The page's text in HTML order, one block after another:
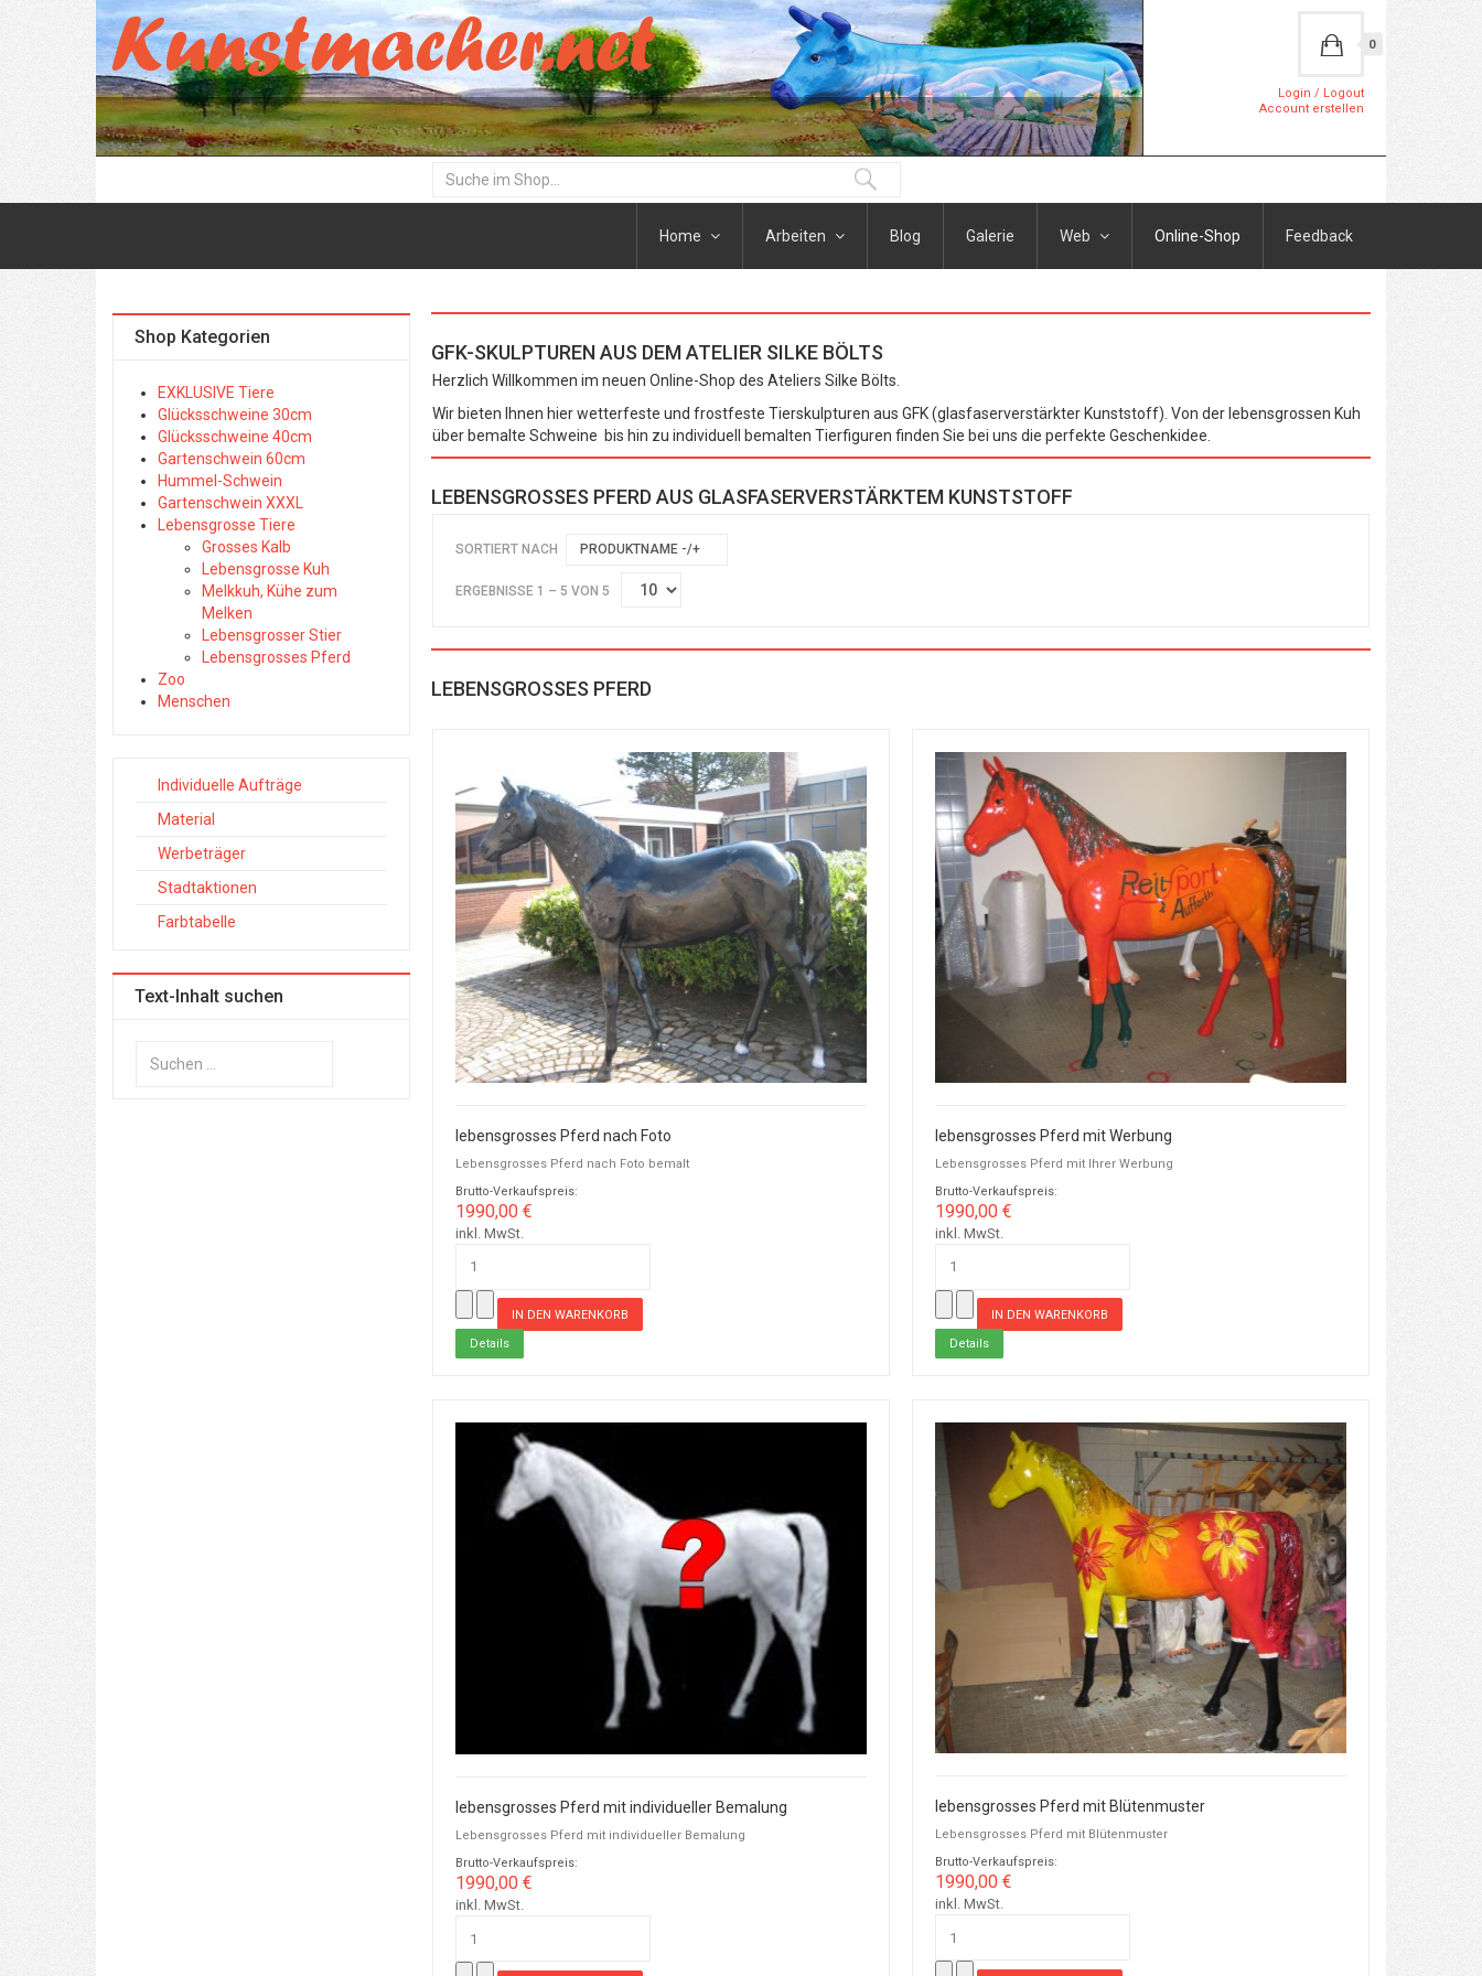
0
Login / Logout
Account erstellen
Home Arbeiten Blog Galerie Web Online-Shop Feedback
GFK-SKULPTUREN AUS DEM ATELIER SILKE BÖLTS
Herzlich Willkommen im neuen Online-Shop des Ateliers Silke Bölts.
Wir bieten Ihnen hier wetterfeste und frostfeste Tierskulpturen aus GFK (glasfaserverstärkter Kunststoff). Von der lebensgrossen Kuh
über bemalte Schweine bis hin zu individuell bemalten Tierfiguren finden Sie bei uns die perfekte Geschenkidee.
LEBENSGROSSES PFERD AUS GLASFASERVERSTÄRKTEM KUNSTSTOFF
SORTIERT NACH PRODUKTNAME -/+
ERGEBNISSE 1 – 5 VON 5
LEBENSGROSSES PFERD
lebensgrosses Pferd nach Foto
Lebensgrosses Pferd nach Foto bemalt
Brutto-Verkaufspreis:
1990,00 €
inkl. MwSt.
Details
lebensgrosses Pferd mit Werbung
Lebensgrosses Pferd mit Ihrer Werbung
Brutto-Verkaufspreis:
1990,00 €
inkl. MwSt.
Details
lebensgrosses Pferd mit individueller Bemalung
Lebensgrosses Pferd mit individueller Bemalung
Brutto-Verkaufspreis:
1990,00 €
inkl. MwSt.
lebensgrosses Pferd mit Blütenmuster
Lebensgrosses Pferd mit Blütenmuster
Brutto-Verkaufspreis:
1990,00 €
inkl. MwSt.
Shop Kategorien
EXKLUSIVE Tiere
Glücksschweine 30cm
Glücksschweine 40cm
Gartenschwein 60cm
Hummel-Schwein
Gartenschwein XXXL
Lebensgrosse Tiere
Grosses Kalb
Lebensgrosse Kuh
Melkkuh, Kühe zum
Melken
Lebensgrosser Stier
Lebensgrosses Pferd
Zoo
Menschen
Individuelle Aufträge
Material
Werbeträger
Stadtaktionen
Farbtabelle
Text-Inhalt suchen